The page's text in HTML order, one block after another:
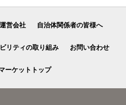
運営会社 自治体関係者の皆様へ
リティの取り組み お問い合わせ
ーケットトップ